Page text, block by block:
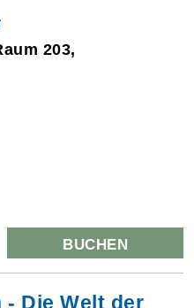
203,
BUCHEN
Die Welt der